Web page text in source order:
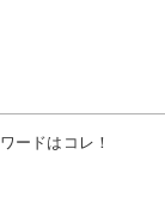
ードはコレ！